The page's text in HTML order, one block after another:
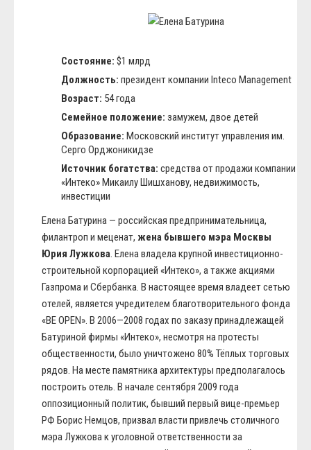
Состояние: $1 млрд
Должность: президент компании Inteco Management
Возраст: 54 года
Семейное положение: замужем, двое детей
Образование: Московский институт управления им.
Серго Орджоникидзе
Источник богатства: средства от продажи компании
«Интеко» Микаилу Шишханову, недвижимость,
инвестиции
Елена Батурина — российская предпринимательница,
филантроп и меценат, жена бывшего мэра Москвы
Юрия Лужкова. Елена владела крупной инвестиционно-
строительной корпорацией «Интеко», а также акциями
Газпрома и Сбербанка. В настоящее время владеет сетью
отелей, является учредителем благотворительного фонда
«BE OPEN». В 2006—2008 годах по заказу принадлежащей
Батуриной фирмы «Интеко», несмотря на протесты
общественности, было уничтожено 80% Тёплых торговых
рядов. На месте памятника архитектуры предполагалось
построить отель. В начале сентября 2009 года
оппозиционный политик, бывший первый вице-премьер
РФ Борис Немцов, призвал власти привлечь столичного
мэра Лужкова к уголовной ответственности за